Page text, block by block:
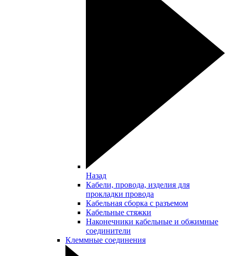
Назад
Кабели, провода, изделия для
прокладки провода
Кабельная сборка с разъемом
Кабельные стяжки
Наконечники кабельные и обжимные
соединители
Клеммные соединения